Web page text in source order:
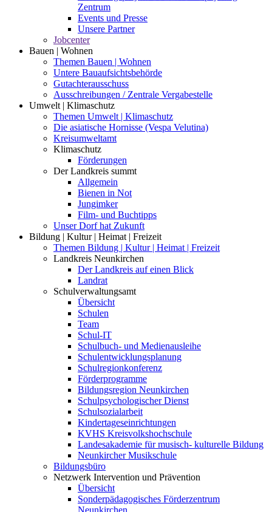
Zentrum
Events und Presse
Unsere Partner
Jobcenter
Bauen | Wohnen
Themen Bauen | Wohnen
Untere Bauaufsichtsbehörde
Gutachterausschuss
Ausschreibungen / Zentrale Vergabestelle
Umwelt | Klimaschutz
Themen Umwelt | Klimaschutz
Die asiatische Hornisse (Vespa Velutina)
Kreisumweltamt
Klimaschutz
Förderungen
Der Landkreis summt
Allgemein
Bienen in Not
Jungimker
Film- und Buchtipps
Unser Dorf hat Zukunft
Bildung | Kultur | Heimat | Freizeit
Themen Bildung | Kultur | Heimat | Freizeit
Landkreis Neunkirchen
Der Landkreis auf einen Blick
Landrat
Schulverwaltungsamt
Übersicht
Schulen
Team
Schul-IT
Schulbuch- und Medienausleihe
Schulentwicklungsplanung
Schulregionkonferenz
Förderprogramme
Bildungsregion Neunkirchen
Schulpsychologischer Dienst
Schulsozialarbeit
Kindertageseinrichtungen
KVHS Kreisvolkshochschule
Landesakademie für musisch- kulturelle Bildung
Neunkircher Musikschule
Bildungsbüro
Netzwerk Intervention und Prävention
Übersicht
Sonderpädagogisches Förderzentrum
Neunkirchen